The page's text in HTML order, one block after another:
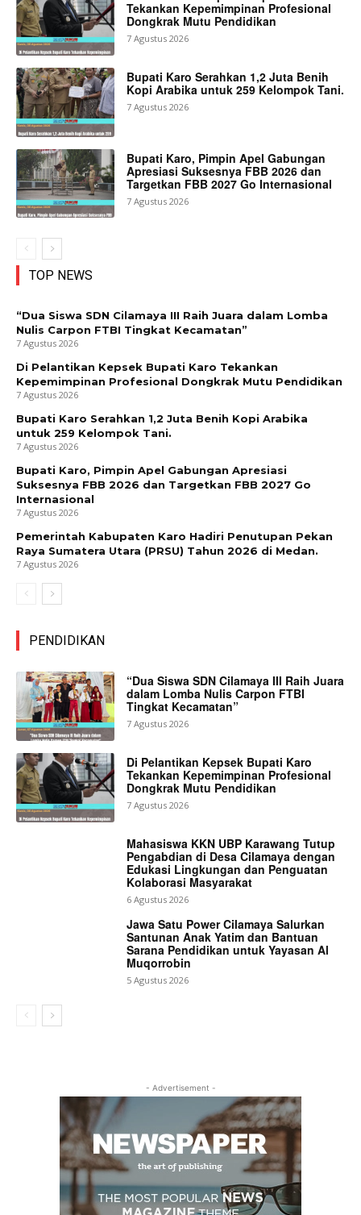
Tekankan Kepemimpinan Profesional
Dongkrak Mutu Pendidikan
7 Agustus 2026
Bupati Karo Serahkan 1,2 Juta Benih
Kopi Arabika untuk 259 Kelompok Tani.
7 Agustus 2026
Bupati Karo, Pimpin Apel Gabungan
Apresiasi Suksesnya FBB 2026 dan
Targetkan FBB 2027 Go Internasional
7 Agustus 2026
TOP NEWS
“Dua Siswa SDN Cilamaya III Raih Juara dalam Lomba
Nulis Carpon FTBI Tingkat Kecamatan”
7 Agustus 2026
Di Pelantikan Kepsek Bupati Karo Tekankan
Kepemimpinan Profesional Dongkrak Mutu Pendidikan
7 Agustus 2026
Bupati Karo Serahkan 1,2 Juta Benih Kopi Arabika
untuk 259 Kelompok Tani.
7 Agustus 2026
Bupati Karo, Pimpin Apel Gabungan Apresiasi
Suksesnya FBB 2026 dan Targetkan FBB 2027 Go
Internasional
7 Agustus 2026
Pemerintah Kabupaten Karo Hadiri Penutupan Pekan
Raya Sumatera Utara (PRSU) Tahun 2026 di Medan.
7 Agustus 2026
PENDIDIKAN
“Dua Siswa SDN Cilamaya III Raih Juara
dalam Lomba Nulis Carpon FTBI
Tingkat Kecamatan”
7 Agustus 2026
Di Pelantikan Kepsek Bupati Karo
Tekankan Kepemimpinan Profesional
Dongkrak Mutu Pendidikan
7 Agustus 2026
Mahasiswa KKN UBP Karawang Tutup
Pengabdian di Desa Cilamaya dengan
Edukasi Lingkungan dan Penguatan
Kolaborasi Masyarakat
6 Agustus 2026
Jawa Satu Power Cilamaya Salurkan
Santunan Anak Yatim dan Bantuan
Sarana Pendidikan untuk Yayasan Al
Muqorrobin
5 Agustus 2026
- Advertisement -